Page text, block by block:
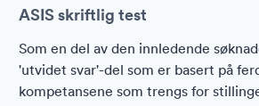
ASIS skriftlig test
Som en del av den innledende
'utvidet svar'-del som er basert på
kompetansene som trengs for